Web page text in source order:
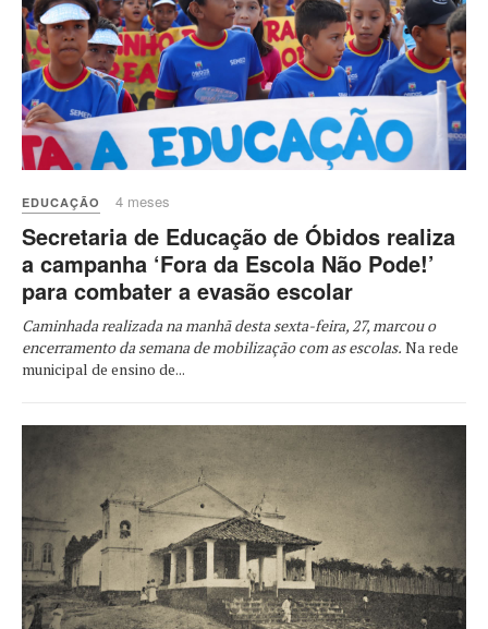
EDUCAÇÃO 4 meses
Secretaria de Educação de Óbidos realiza
a campanha ‘Fora da Escola Não Pode!’
para combater a evasão escolar
Caminhada realizada na manhã desta sexta-feira, 27, marcou o
encerramento da semana de mobilização com as escolas. Na rede
municipal de ensino de...